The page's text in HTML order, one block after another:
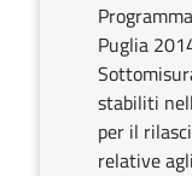
Puglia
stabiliti
per il
relative